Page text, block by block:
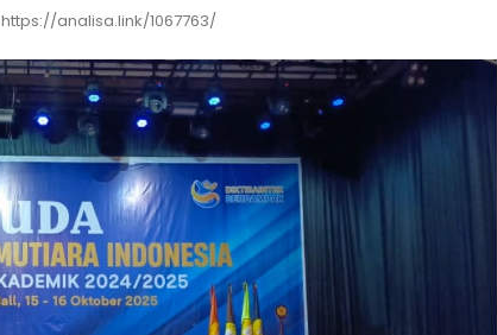
https://analisa.link/1067763/